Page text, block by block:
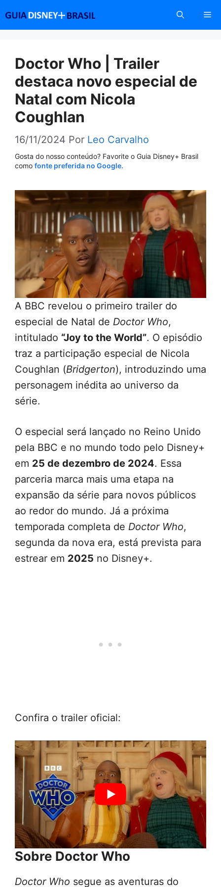
conteúdo
Doctor Who | Trailer
destaca novo especial de
Natal com Nicola
Coughlan
16/11/2024 Por Leo Carvalho
Gosta do nosso conteúdo? Favorite o Guia Disney+ Brasil
como fonte preferida no Google.
A BBC revelou o primeiro trailer do
especial de Natal de Doctor Who,
intitulado “Joy to the World”. O episódio
traz a participação especial de Nicola
Coughlan (Bridgerton), introduzindo uma
personagem inédita ao universo da
série.
O especial será lançado no Reino Unido
pela BBC e no mundo todo pelo Disney+
em 25 de dezembro de 2024. Essa
parceria marca mais uma etapa na
expansão da série para novos públicos
ao redor do mundo. Já a próxima
temporada completa de Doctor Who,
segunda da nova era, está prevista para
estrear em 2025 no Disney+.
Confira o trailer oficial:
Sobre Doctor Who
Doctor Who segue as aventuras do